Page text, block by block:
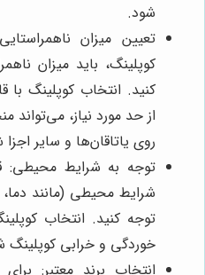
شود.
تعیین میزان
کوپلینگ، باید میزان
کنید. انتخاب کوپلینگ با
از حد مورد نیاز،
روی یاتاقان‌ها و سایر
توجه به شرایط محیطی:
شرایط محیطی (مانند
توجه کنید. انتخاب
خوردگی و خرابی کوپلینگ
انتخاب برند معتبر: